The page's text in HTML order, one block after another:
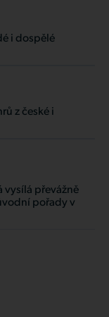
i dospělé
z české i
vysílá převážně
pořady v